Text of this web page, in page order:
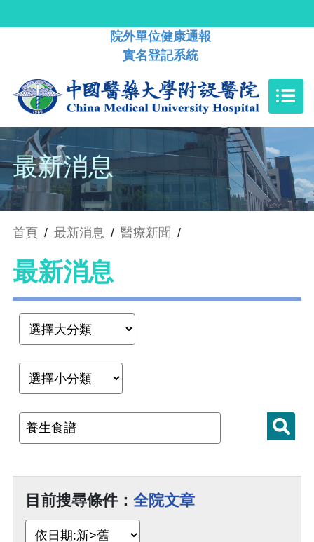
院外單位健康通報
實名登記系統
最新消息
首頁 / 最新消息 / 醫療新聞 /
最新消息
目前搜尋條件： 全院文章